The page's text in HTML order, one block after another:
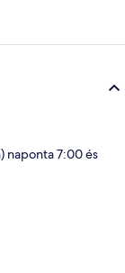
naponta 7:00 és